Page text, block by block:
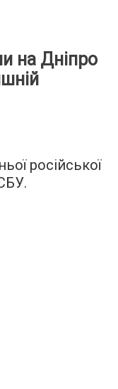
на Дніпро
російської